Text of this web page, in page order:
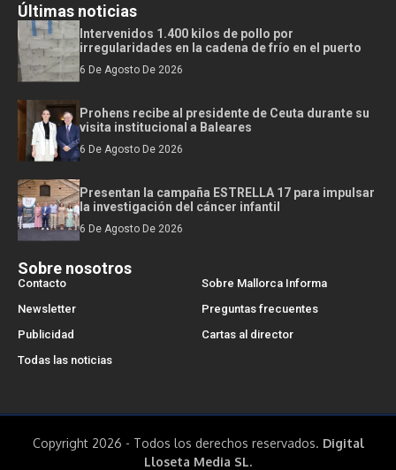
Últimas noticias
Intervenidos 1.400 kilos de pollo por
irregularidades en la cadena de frío en el puerto
6 De Agosto De 2026
Prohens recibe al presidente de Ceuta durante su
visita institucional a Baleares
6 De Agosto De 2026
Presentan la campaña ESTRELLA 17 para impulsar
la investigación del cáncer infantil
6 De Agosto De 2026
Sobre nosotros
Contacto
Sobre Mallorca Informa
Newsletter
Preguntas frecuentes
Publicidad
Cartas al director
Todas las noticias
Copyright 2026 - Todos los derechos reservados. Digital
Lloseta Media SL.